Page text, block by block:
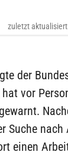
zuletzt
der
hat vor
Suche
einen